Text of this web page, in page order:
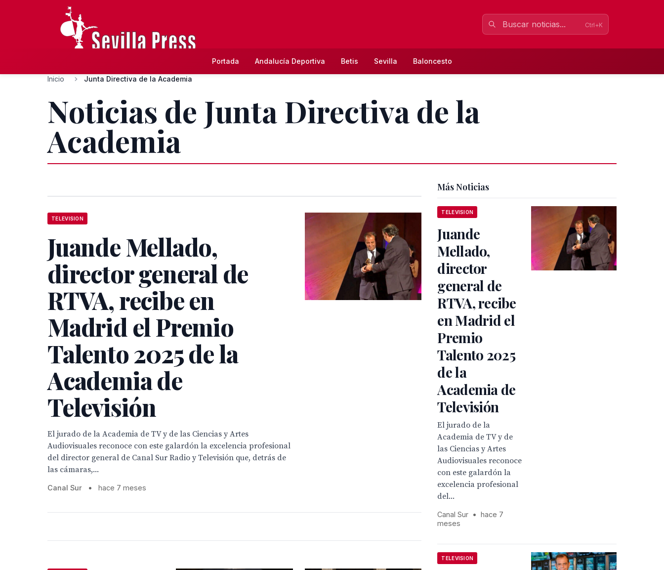
Ctrl+K
Portada Andalucía Deportiva Betis Sevilla Baloncesto
Inicio Junta Directiva de la Academia
Noticias de Junta Directiva de la
Academia
TELEVISION
Juande Mellado,
director general de
RTVA, recibe en
Madrid el Premio
Talento 2025 de la
Academia de
Televisión
El jurado de la Academia de TV y de las Ciencias y Artes
Audiovisuales reconoce con este galardón la excelencia profesional
del director general de Canal Sur Radio y Televisión que, detrás de
las cámaras,...
Canal Sur • hace 7 meses
Más Noticias
TELEVISION
Juande
Mellado,
director
general de
RTVA, recibe
en Madrid el
Premio
Talento 2025
de la
Academia de
Televisión
El jurado de la
Academia de TV y de
las Ciencias y Artes
Audiovisuales reconoce
con este galardón la
excelencia profesional
del...
Canal Sur •
hace 7
meses
TELEVISION